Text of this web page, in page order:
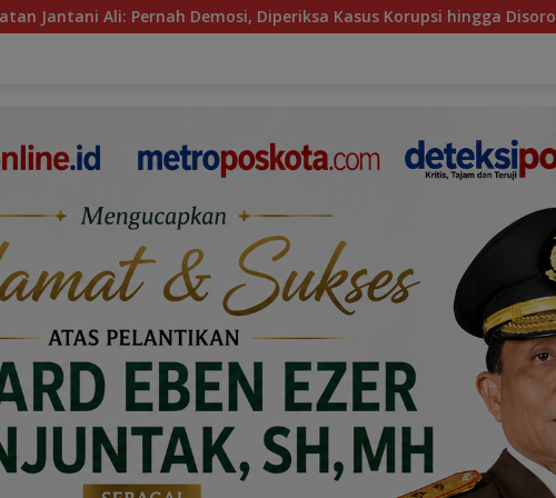
Demosi, Diperiksa Kasus Korupsi hingga Disorot Temuan BPK